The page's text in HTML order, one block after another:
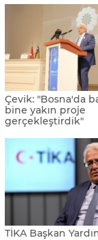
Çevik: "Bosna'da
bine yakın proje
gerçekleştirdik"
TİKA Başkan